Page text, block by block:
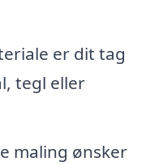
er dit tag
tegl eller
maling ønsker